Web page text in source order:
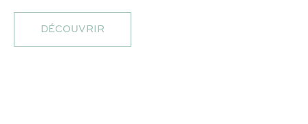
DÉCOUVRIR